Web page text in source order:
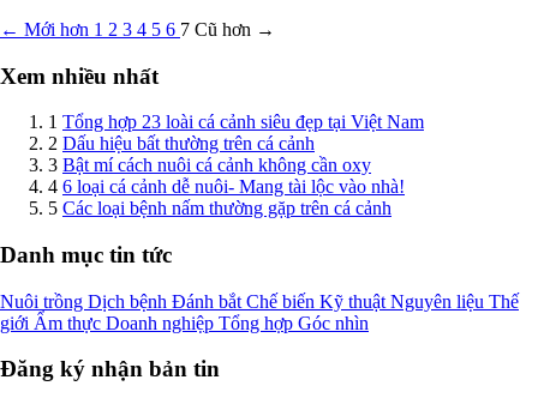
← Mới hơn 1 2 3 4 5 6 7 Cũ hơn →
Xem nhiều nhất
1 Tổng hợp 23 loài cá cảnh siêu đẹp tại Việt Nam
2 Dấu hiệu bất thường trên cá cảnh
3 Bật mí cách nuôi cá cảnh không cần oxy
4 6 loại cá cảnh dễ nuôi- Mang tài lộc vào nhà!
5 Các loại bệnh nấm thường gặp trên cá cảnh
Danh mục tin tức
Nuôi trồng Dịch bệnh Đánh bắt Chế biến Kỹ thuật Nguyên liệu Thế
giới Ẩm thực Doanh nghiệp Tổng hợp Góc nhìn
Đăng ký nhận bản tin